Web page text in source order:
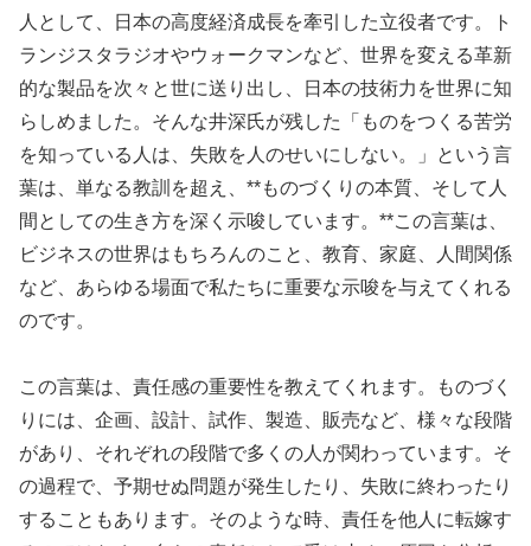
人として、日本の高度経済成長を牽引した立役者です。ト
ランジスタラジオやウォークマンなど、世界を変える革新
的な製品を次々と世に送り出し、日本の技術力を世界に知
らしめました。そんな井深氏が残した「ものをつくる苦労
を知っている人は、失敗を人のせいにしない。」という言
葉は、単なる教訓を超え、**ものづくりの本質、そして人
間としての生き方を深く示唆しています。**この言葉は、
ビジネスの世界はもちろんのこと、教育、家庭、人間関係
など、あらゆる場面で私たちに重要な示唆を与えてくれる
のです。
この言葉は、責任感の重要性を教えてくれます。ものづく
りには、企画、設計、試作、製造、販売など、様々な段階
があり、それぞれの段階で多くの人が関わっています。そ
の過程で、予期せぬ問題が発生したり、失敗に終わったり
することもあります。そのような時、責任を他人に転嫁す